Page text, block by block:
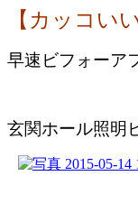
【カッコい
早速ビフォーア
玄関ホール照明